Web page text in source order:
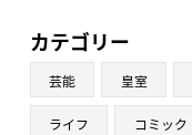
カテゴリー
芸能 皇室
ライフ コミック